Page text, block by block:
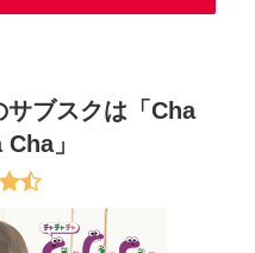
サブスクは「Cha
」